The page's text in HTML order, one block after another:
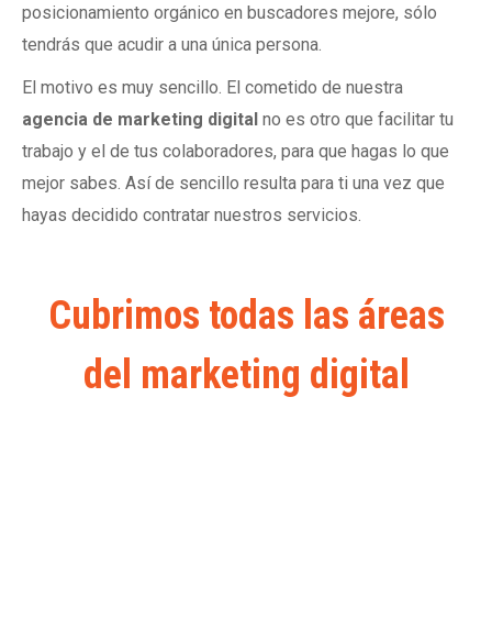
posicionamiento orgánico en buscadores mejore, sólo
tendrás que acudir a una única persona.
El motivo es muy sencillo. El cometido de nuestra
agencia de marketing digital no es otro que facilitar tu
trabajo y el de tus colaboradores, para que hagas lo que
mejor sabes. Así de sencillo resulta para ti una vez que
hayas decidido contratar nuestros servicios.
Cubrimos todas las áreas
del marketing digital